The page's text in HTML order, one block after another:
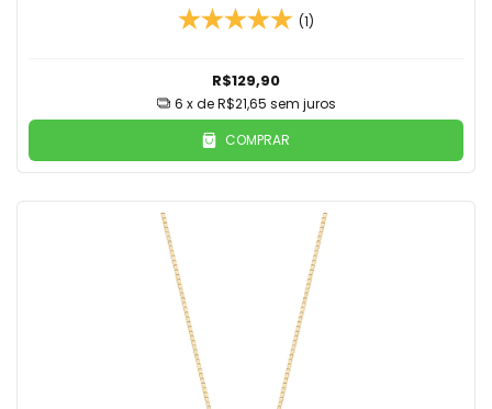
(1)
R$129,90
6 x deR$21,65 sem juros
COMPRAR